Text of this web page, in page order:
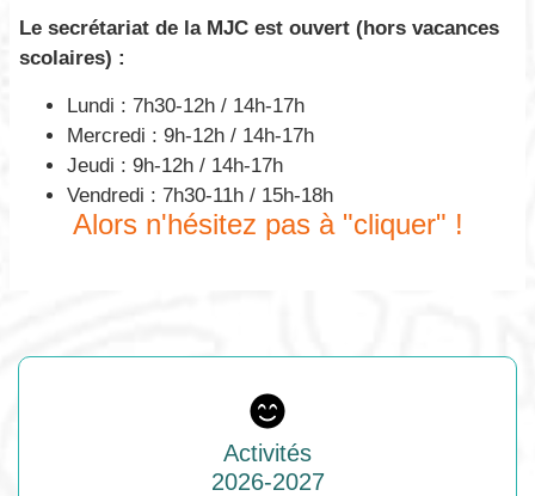
Le secrétariat de la MJC est ouvert (hors vacances
scolaires) :
Lundi : 7h30-12h / 14h-17h
Mercredi : 9h-12h / 14h-17h
Jeudi : 9h-12h / 14h-17h
Vendredi : 7h30-11h / 15h-18h
Alors n'hésitez pas à "cliquer" !
Activités
2026-2027